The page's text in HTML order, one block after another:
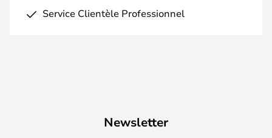
Service Clientèle Professionnel
Newsletter